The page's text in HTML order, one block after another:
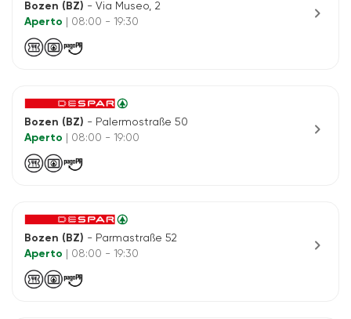
Bozen (BZ) - Via Museo, 2
Aperto
| 08:00 - 19:30 chevron_right
Bozen (BZ) - Palermostraße 50
Aperto
| 08:00 - 19:00 chevron_right
Bozen (BZ) - Parmastraße 52
Aperto
| 08:00 - 19:30 chevron_right